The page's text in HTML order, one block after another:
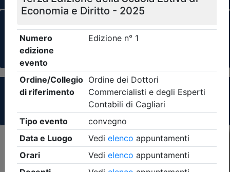
Il portale della formazione per Ordini e
Clicca qui - espandi la sezione dei filtri ricerca
eventi
Criteri di ricerca applicati: